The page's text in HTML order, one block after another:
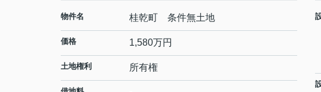
物件名 桂乾町 条件無土地
価格 1,580万円
土地権利 所有権